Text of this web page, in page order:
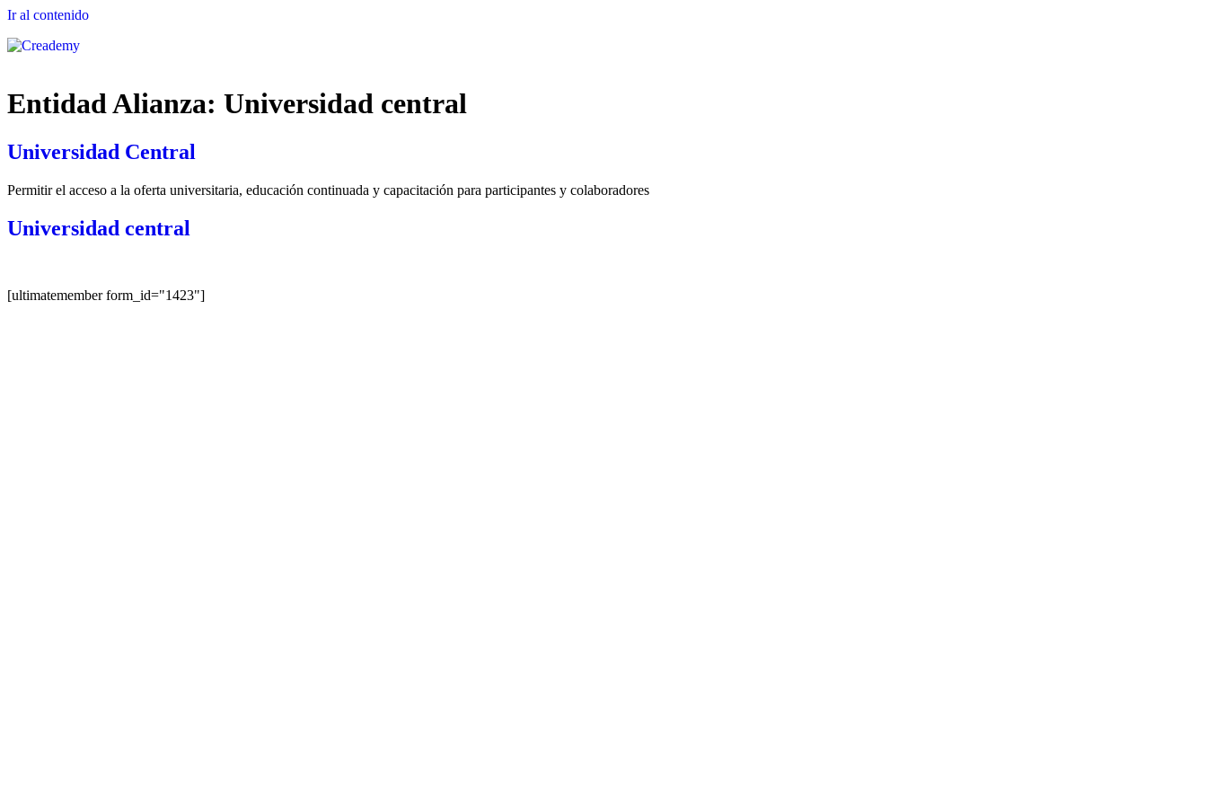
Ir al contenido
Entidad Alianza: Universidad central
Universidad Central
Permitir el acceso a la oferta universitaria, educación continuada y capacitación para participantes y colaboradores
Universidad central
[ultimatemember form_id="1423"]